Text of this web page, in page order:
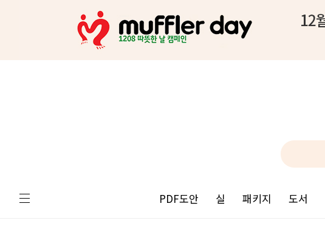
PDF도안 실 패키지 도서